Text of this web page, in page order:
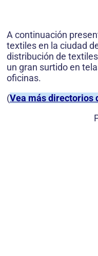
A continuación
textiles en la ciudad
distribución de
un gran surtido en
oficinas.
(Vea más directorios